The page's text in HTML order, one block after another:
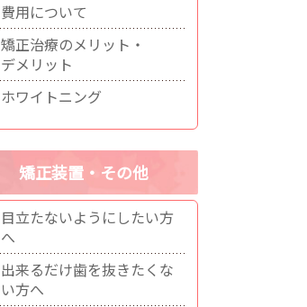
費用について
矯正治療のメリット・
デメリット
ホワイトニング
矯正装置・その他
目立たないようにしたい方
へ
出来るだけ歯を抜きたくな
い方へ